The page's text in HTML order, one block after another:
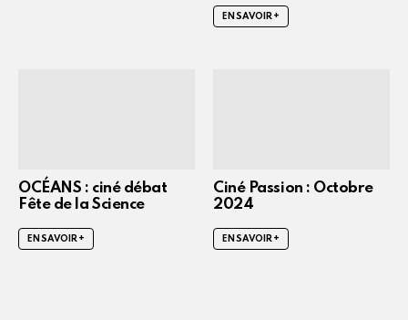
EN SAVOIR +
OCÉANS : ciné débat
Fête de la Science
EN SAVOIR +
Ciné Passion : Octobre
2024
EN SAVOIR +